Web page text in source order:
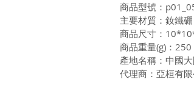
商品型號：
主要材質：釹鐵硼
商品尺寸：
商品重量(g)：250
產地名稱：中國
代理商：亞桓有